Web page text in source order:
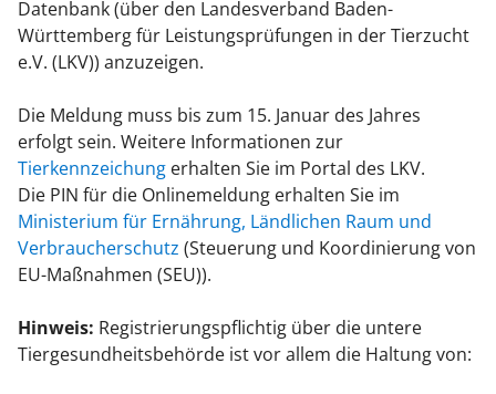
Datenbank (über den Landesverband Baden-
Württemberg für Leistungsprüfungen in der Tierzucht
e.V. (LKV)) anzuzeigen.
Die Meldung muss bis zum 15. Januar des Jahres
erfolgt sein. Weitere Informationen zur
Tierkennzeichung erhalten Sie im Portal des LKV.
Die PIN für die Onlinemeldung erhalten Sie im
Ministerium für Ernährung, Ländlichen Raum und
Verbraucherschutz (Steuerung und Koordinierung von
EU-Maßnahmen (SEU)).
Hinweis: Registrierungspflichtig über die untere
Tiergesundheitsbehörde ist vor allem die Haltung von: